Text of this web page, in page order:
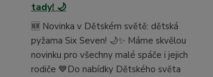
tady! 🌙
🆕 Novinka v Dětském světě: dětská
pyžama Six Seven! 🌙✨ Máme skvělou
novinku pro všechny malé spáče i jejich
rodiče 💙Do nabídky Dětského světa